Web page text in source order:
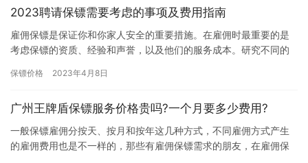
2023聘请保镖需要考虑的事项及费用指南
雇佣保镖是保证你和你家人安全的重要措施。在雇佣时最重要的是
考虑保镖的资质、经验和声誉，以及他们的服务成本。研究不同的
本也很…
保镖价格 2023年4月8日
广州王牌盾保镖服务价格贵吗?一个月要多少费用?
一般保镖雇佣分按天、按月和按年这几种方式，不同雇佣方式产生
的雇佣费用也是不一样的，那些有雇佣保镖需求的朋友，在雇佣保